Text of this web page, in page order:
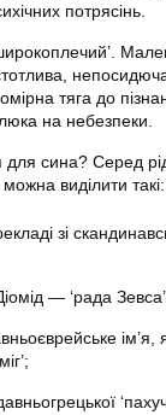
потрясінь.
тяга до
на небезпеки.
сина? Серед
виділити такі:
зі
— ‘рада
ім’я,